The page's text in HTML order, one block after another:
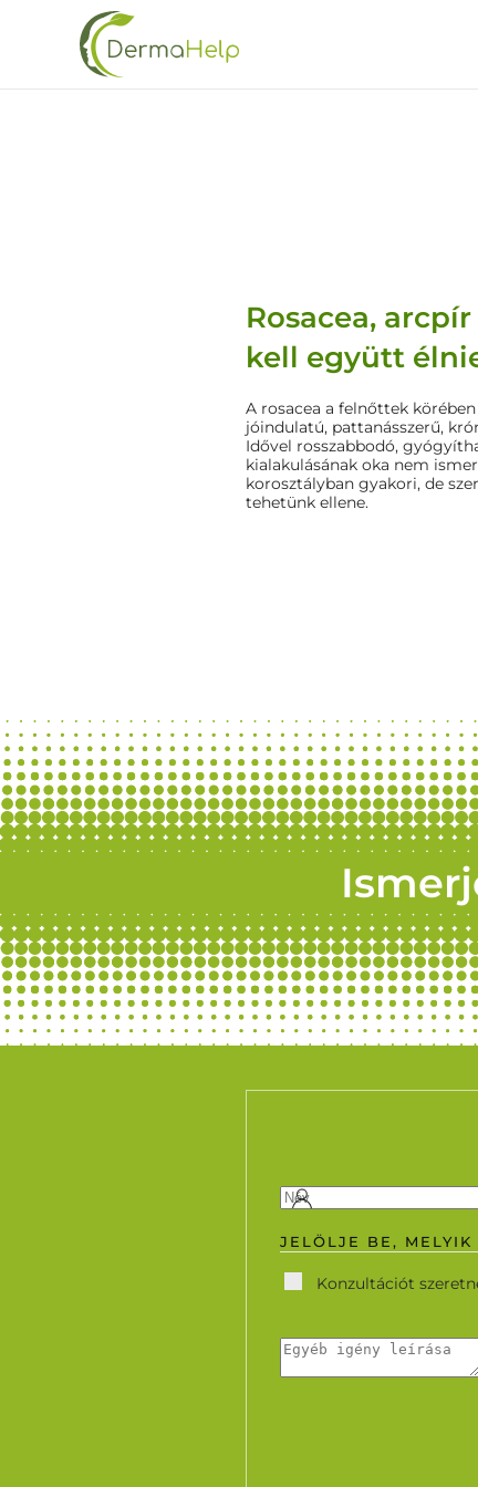
Skip
Rosacea,
kell együtt
A rosacea a felnőttek
jóindulatú, pattanásszerű,
Idővel rosszabbodó,
kialakulásának oka nem
korosztályban gyakori, de
tehetünk ellene.
JELÖLJE BE,
Konzultációt